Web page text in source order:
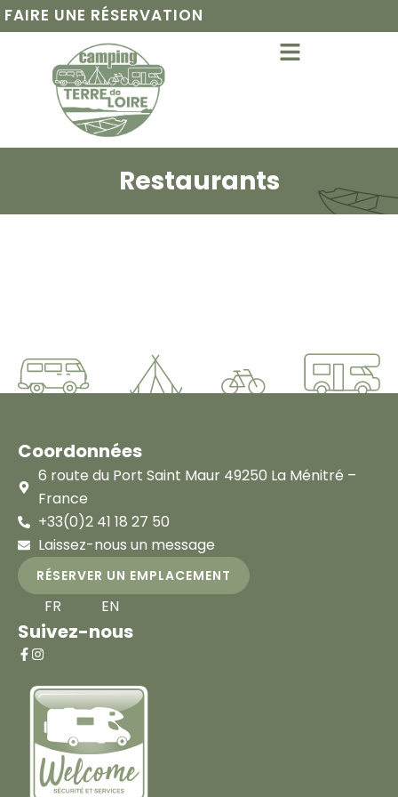
FAIRE UNE RÉSERVATION
Restaurants
Coordonnées
6 route du Port Saint Maur 49250 La Ménitré –
France
+33(0)2 41 18 27 50
Laissez-nous un message
RÉSERVER UN EMPLACEMENT
FR EN
Suivez-nous